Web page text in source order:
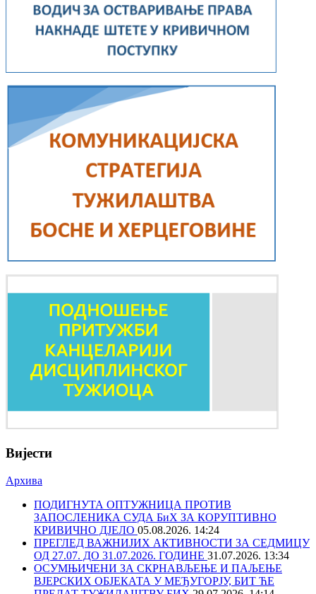
Вијести
Архива
ПОДИГНУТА ОПТУЖНИЦА ПРОТИВ
ЗАПОСЛЕНИКА СУДА БиХ ЗА КОРУПТИВНО
КРИВИЧНО ДЈЕЛО 05.08.2026. 14:24
ПРЕГЛЕД ВАЖНИЈИХ АКТИВНОСТИ ЗА СЕДМИЦУ
ОД 27.07. ДО 31.07.2026. ГОДИНЕ 31.07.2026. 13:34
ОСУМЊИЧЕНИ ЗА СКРНАВЉЕЊЕ И ПАЉЕЊЕ
ВЈЕРСКИХ ОБЈЕКАТА У МЕЂУГОРЈУ, БИТ ЋЕ